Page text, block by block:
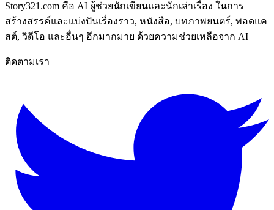
Story321.com คือ AI ผู้ช่วยนักเขียนและนักเล่าเรื่อง ในการ
สร้างสรรค์และแบ่งปันเรื่องราว, หนังสือ, บทภาพยนตร์, พอดแค
สต์, วิดีโอ และอื่นๆ อีกมากมาย ด้วยความช่วยเหลือจาก AI
ติดตามเรา